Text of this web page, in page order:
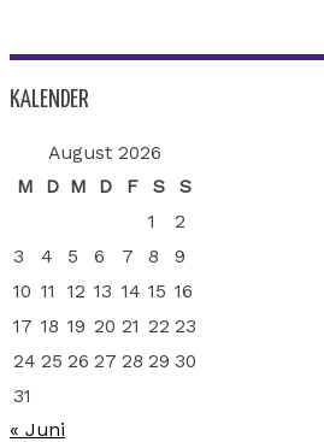
KALENDER
August 2026
M
D M D F S
S
1
2
3
4 5 6 7 8
9
10 11 12 13 14 15 16
17 18 19 20 21 22 23
24 25 26 27 28 29 30
31
« Juni